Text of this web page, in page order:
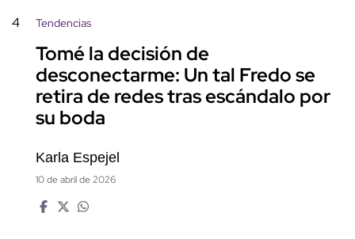
4 Tendencias
Tomé la decisión de
desconectarme: Un tal Fredo se
retira de redes tras escándalo por
su boda
Karla Espejel
10 de abril de 2026